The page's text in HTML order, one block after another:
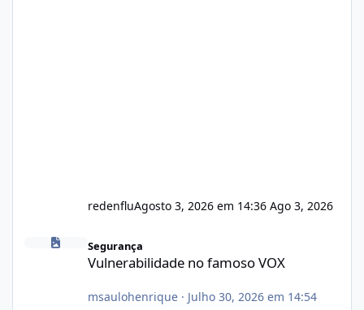
redenfluAgosto 3, 2026 em 14:36 Ago 3, 2026
Vulnerabilidade no famoso VOX
Segurança
Vulnerabilidade no famoso VOX
msaulohenrique· Julho 30, 2026 em 14:54